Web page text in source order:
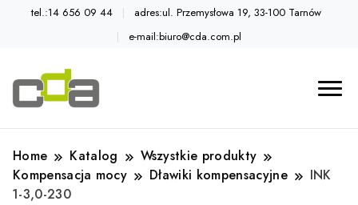
tel.:14 656 09 44
adres:ul. Przemysłowa 19, 33-100 Tarnów
e-mail:biuro@cda.com.pl
Home Katalog
Wszystkie produkty
Kompensacja mocy
Dławiki kompensacyjne
INK
1-3,0-230